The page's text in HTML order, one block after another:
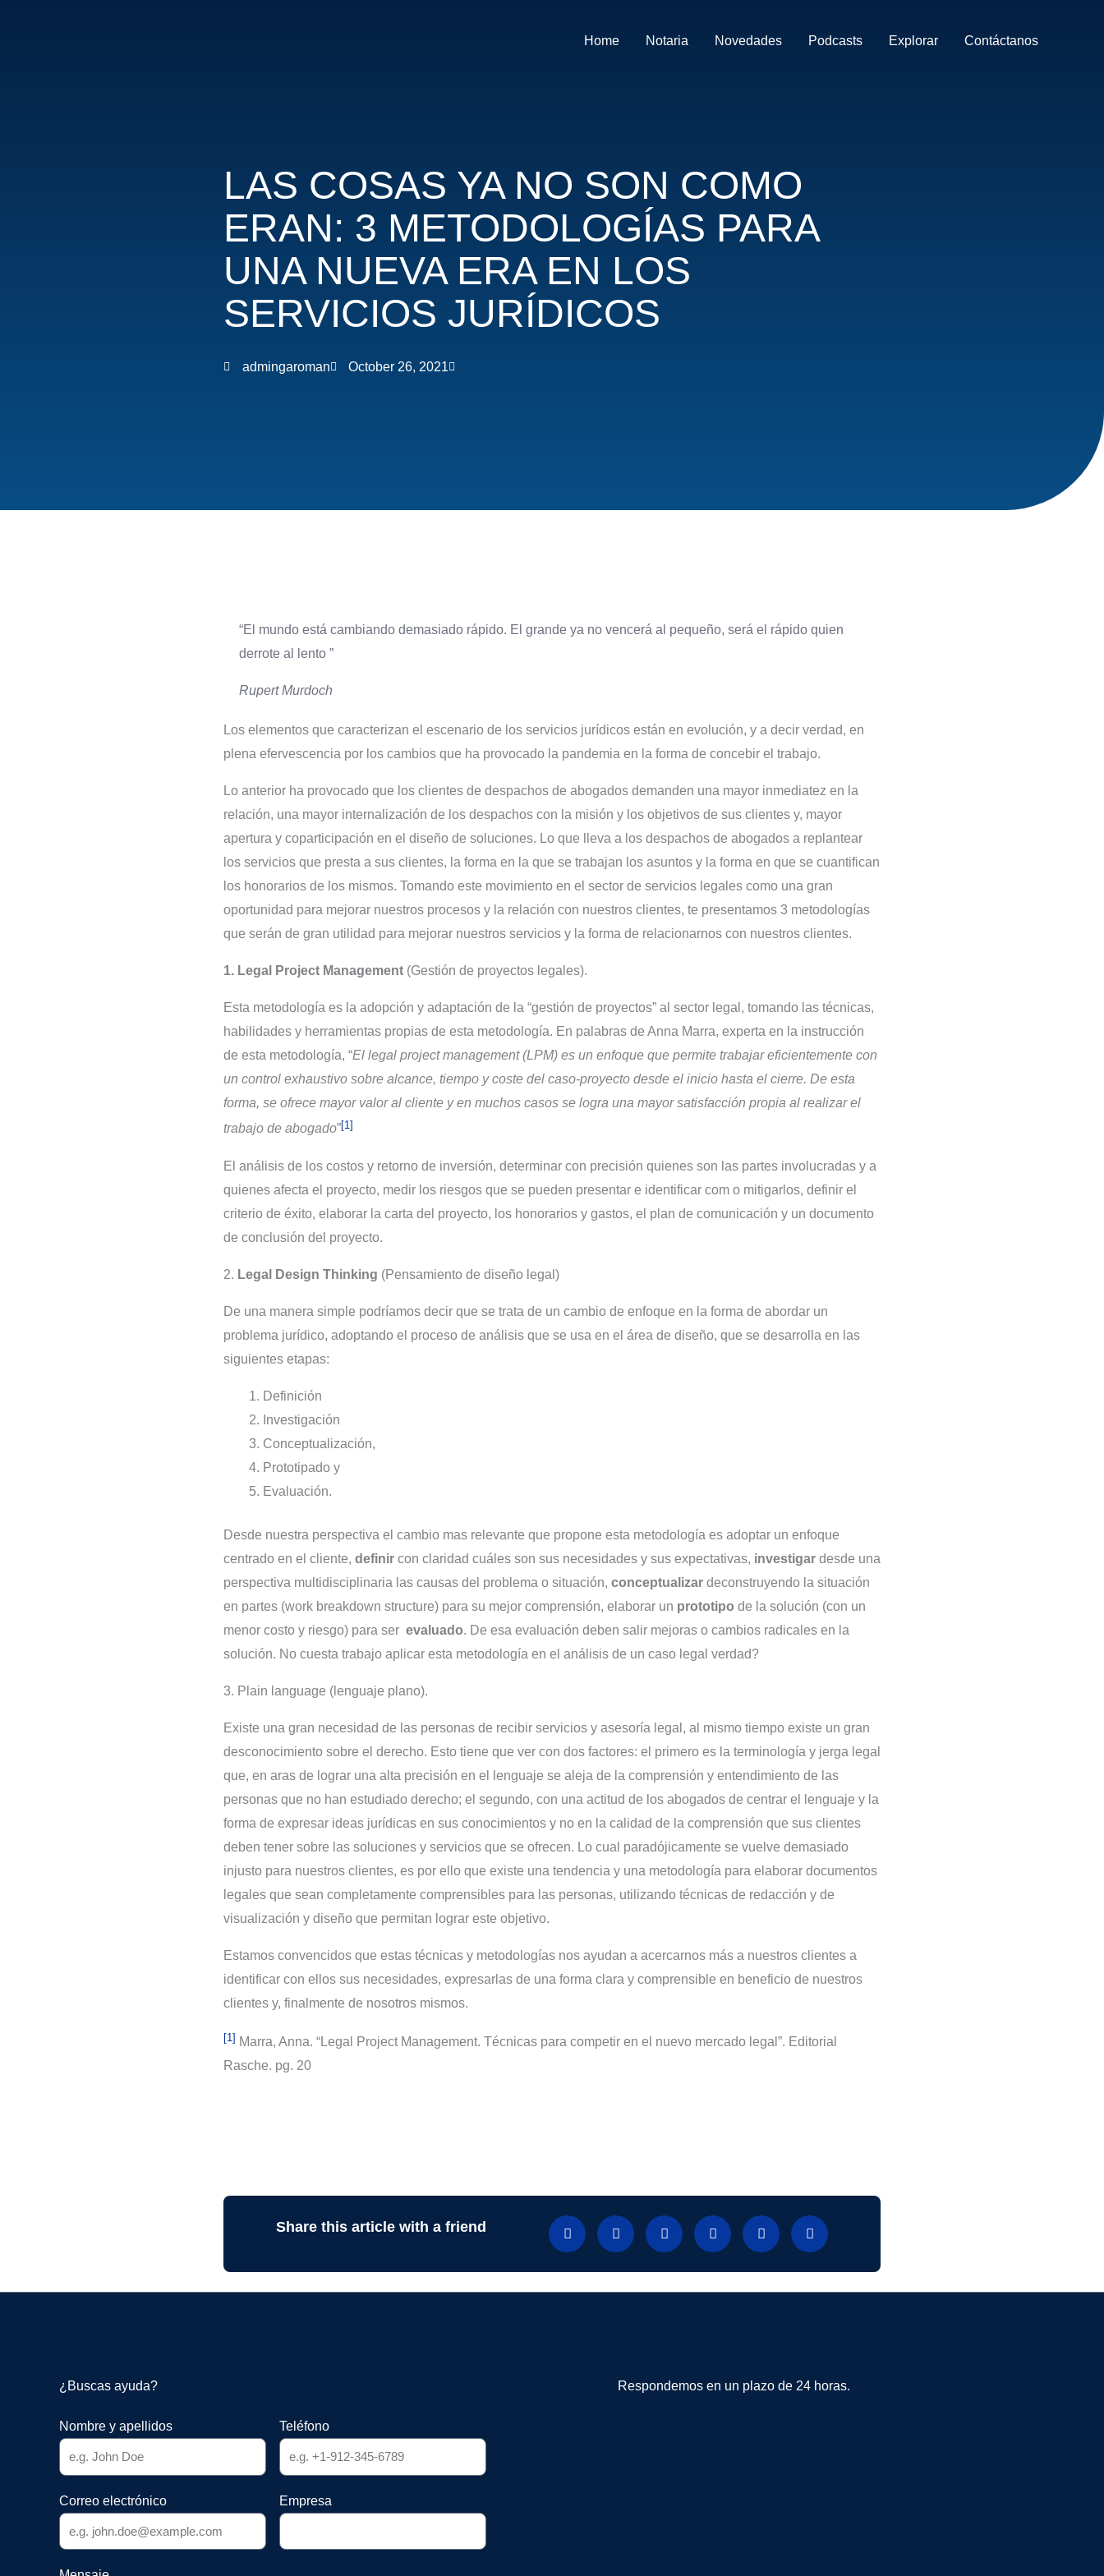
Home Notaria Novedades Podcasts Explorar Contáctanos
LAS COSAS YA NO SON COMO
ERAN: 3 METODOLOGÍAS PARA
UNA NUEVA ERA EN LOS
SERVICIOS JURÍDICOS
admingaroman October 26, 2021
“El mundo está cambiando demasiado rápido. El grande ya no vencerá al pequeño, será el rápido quien
derrote al lento ”
Rupert Murdoch
Los elementos que caracterizan el escenario de los servicios jurídicos están en evolución, y a decir verdad, en
plena efervescencia por los cambios que ha provocado la pandemia en la forma de concebir el trabajo.
Lo anterior ha provocado que los clientes de despachos de abogados demanden una mayor inmediatez en la
relación, una mayor internalización de los despachos con la misión y los objetivos de sus clientes y, mayor
apertura y coparticipación en el diseño de soluciones. Lo que lleva a los despachos de abogados a replantear
los servicios que presta a sus clientes, la forma en la que se trabajan los asuntos y la forma en que se cuantifican
los honorarios de los mismos. Tomando este movimiento en el sector de servicios legales como una gran
oportunidad para mejorar nuestros procesos y la relación con nuestros clientes, te presentamos 3 metodologías
que serán de gran utilidad para mejorar nuestros servicios y la forma de relacionarnos con nuestros clientes.
1. Legal Project Management (Gestión de proyectos legales).
Esta metodología es la adopción y adaptación de la “gestión de proyectos” al sector legal, tomando las técnicas,
habilidades y herramientas propias de esta metodología. En palabras de Anna Marra, experta en la instrucción
de esta metodología, “El legal project management (LPM) es un enfoque que permite trabajar eficientemente con
un control exhaustivo sobre alcance, tiempo y coste del caso-proyecto desde el inicio hasta el cierre. De esta
forma, se ofrece mayor valor al cliente y en muchos casos se logra una mayor satisfacción propia al realizar el
trabajo de abogado”[1]
El análisis de los costos y retorno de inversión, determinar con precisión quienes son las partes involucradas y a
quienes afecta el proyecto, medir los riesgos que se pueden presentar e identificar com o mitigarlos, definir el
criterio de éxito, elaborar la carta del proyecto, los honorarios y gastos, el plan de comunicación y un documento
de conclusión del proyecto.
2. Legal Design Thinking (Pensamiento de diseño legal)
De una manera simple podríamos decir que se trata de un cambio de enfoque en la forma de abordar un
problema jurídico, adoptando el proceso de análisis que se usa en el área de diseño, que se desarrolla en las
siguientes etapas:
Definición
Investigación
Conceptualización,
Prototipado y
Evaluación.
Desde nuestra perspectiva el cambio mas relevante que propone esta metodología es adoptar un enfoque
centrado en el cliente, definir con claridad cuáles son sus necesidades y sus expectativas, investigar desde una
perspectiva multidisciplinaria las causas del problema o situación, conceptualizar deconstruyendo la situación
en partes (work breakdown structure) para su mejor comprensión, elaborar un prototipo de la solución (con un
menor costo y riesgo) para ser evaluado. De esa evaluación deben salir mejoras o cambios radicales en la
solución. No cuesta trabajo aplicar esta metodología en el análisis de un caso legal verdad?
3. Plain language (lenguaje plano).
Existe una gran necesidad de las personas de recibir servicios y asesoría legal, al mismo tiempo existe un gran
desconocimiento sobre el derecho. Esto tiene que ver con dos factores: el primero es la terminología y jerga legal
que, en aras de lograr una alta precisión en el lenguaje se aleja de la comprensión y entendimiento de las
personas que no han estudiado derecho; el segundo, con una actitud de los abogados de centrar el lenguaje y la
forma de expresar ideas jurídicas en sus conocimientos y no en la calidad de la comprensión que sus clientes
deben tener sobre las soluciones y servicios que se ofrecen. Lo cual paradójicamente se vuelve demasiado
injusto para nuestros clientes, es por ello que existe una tendencia y una metodología para elaborar documentos
legales que sean completamente comprensibles para las personas, utilizando técnicas de redacción y de
visualización y diseño que permitan lograr este objetivo.
Estamos convencidos que estas técnicas y metodologías nos ayudan a acercarnos más a nuestros clientes a
identificar con ellos sus necesidades, expresarlas de una forma clara y comprensible en beneficio de nuestros
clientes y, finalmente de nosotros mismos.
[1] Marra, Anna. “Legal Project Management. Técnicas para competir en el nuevo mercado legal”. Editorial
Rasche. pg. 20
Share this article with a friend
¿Buscas ayuda?
Nombre y apellidos Teléfono
Correo electrónico Empresa
Respondemos en un plazo de 24 horas.